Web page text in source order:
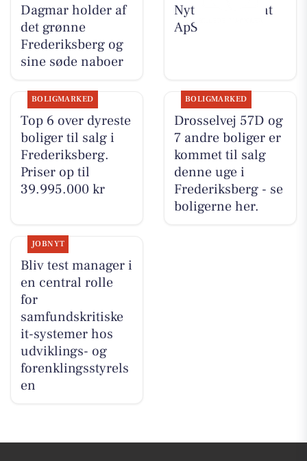
Dagmar holder af
det grønne
Frederiksberg og
sine søde naboer
Nyt fra Fairpaint
ApS
BOLIGMARKED
Top 6 over dyreste
boliger til salg i
Frederiksberg.
Priser op til
39.995.000 kr
BOLIGMARKED
Drosselvej 57D og
7 andre boliger er
kommet til salg
denne uge i
Frederiksberg - se
boligerne her.
JOBNYT
Bliv test manager i
en central rolle
for
samfundskritiske
it-systemer hos
udviklings- og
forenklingsstyrels
en